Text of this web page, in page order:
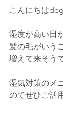
こんにちは
湿度が高い日
髪の毛がいう
増えて来そう
湿気対策のメ
のでぜひご活